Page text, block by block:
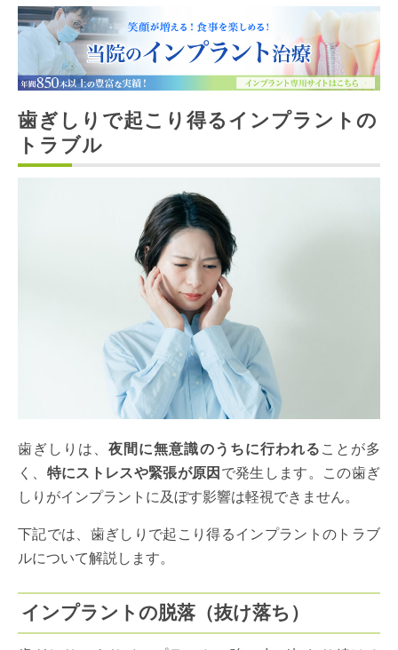
歯ぎしりで起こり得るインプラントの
トラブル
歯ぎしりは、夜間に無意識のうちに行われる ことが多
く、 特にストレスや緊張が原因 で発生します。この歯ぎ
しりがインプラントに及ぼす影響は軽視できません。
下記では、歯ぎしりで起こり得るインプラントのトラブ
ルについて解説します。
インプラントの脱落（抜け落ち）